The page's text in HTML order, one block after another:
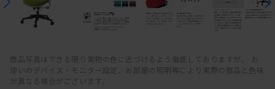
商品写真はできる限り実物の色に近づけるよう徹底しておりますが、 お
使いのデバイス・モニター設定、お部屋の照明等により実際の商品と色味
が異なる場合がございます。